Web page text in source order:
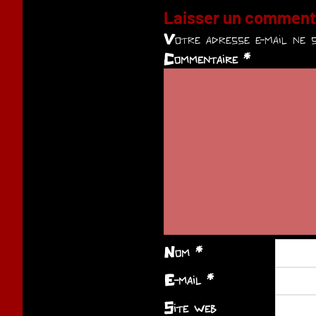
Laisser un
Votre adresse e-mail ne
Commentaire *
Nom *
E-mail *
Site web